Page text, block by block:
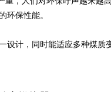
环保性能。
计，同时能适应多种煤质